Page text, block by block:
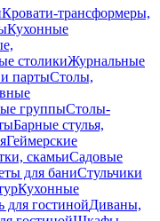
Кровати-трансформеры,
Кухонные
столикиЖурнальные
партыСтолы,
группыСтолы-
Барные стулья,
Геймерские
скамьиСадовые
для баниСтульчики
Кухонные
для гостинойДиваны,